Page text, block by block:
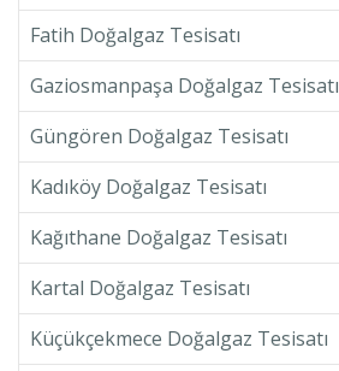
Fatih Doğalgaz Tesisatı
Gaziosmanpaşa Doğalgaz Tesisatı
Güngören Doğalgaz Tesisatı
Kadıköy Doğalgaz Tesisatı
Kağıthane Doğalgaz Tesisatı
Kartal Doğalgaz Tesisatı
Küçükçekmece Doğalgaz Tesisatı